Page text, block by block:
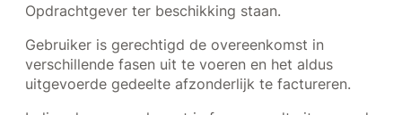
Opdrachtgever ter beschikking staan.
Gebruiker is gerechtigd de overeenkomst in
verschillende fasen uit te voeren en het aldus
uitgevoerde gedeelte afzonderlijk te factureren.